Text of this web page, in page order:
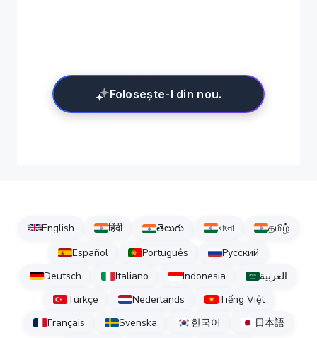
Folosește-l din nou.
English हिंदी తెలుగు বাংলা
தமிழ்
Español
Português
Русский
Deutsch
Italiano Indonesia
العربية
Türkçe
Nederlands
Tiếng Việt
Français
Svenska 한국어
日本語